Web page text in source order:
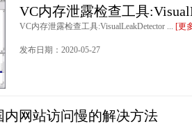
VC内存泄露检查工具
VC内存泄露检查工具:VisualLeakDetector ... [更
发布日期：2020-05-27
内网站访问慢的解决方法